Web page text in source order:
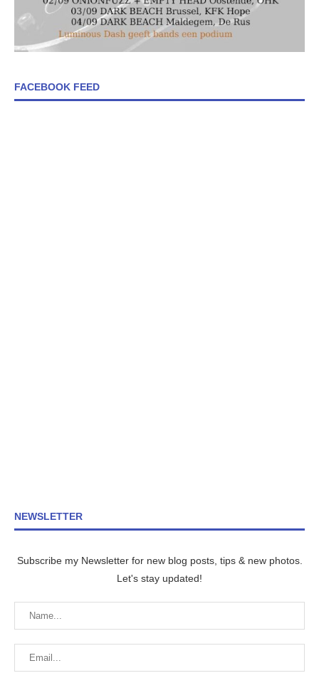
FACEBOOK FEED
NEWSLETTER
Subscribe my Newsletter for new blog posts, tips & new photos.
Let's stay updated!